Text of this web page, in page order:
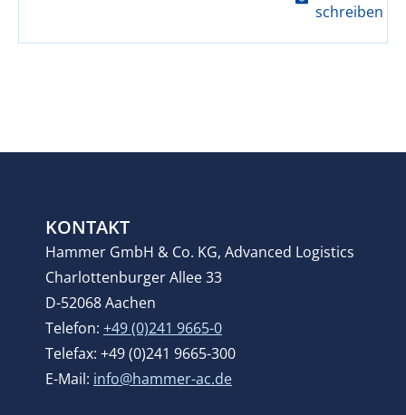
schreiben
KONTAKT
Hammer GmbH & Co. KG, Advanced Logistics
Charlottenburger Allee 33
D-52068 Aachen
Telefon: +49 (0)241 9665-0
Telefax: +49 (0)241 9665-300
E-Mail: info@hammer-ac.de